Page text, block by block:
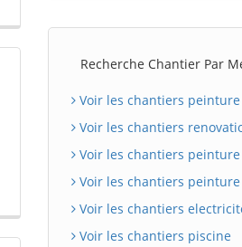
Recherche Chantier Par
Voir les chantiers peinture
Voir les chantiers
Voir les chantiers peinture
Voir les chantiers peinture
Voir les chantiers
Voir les chantiers piscine